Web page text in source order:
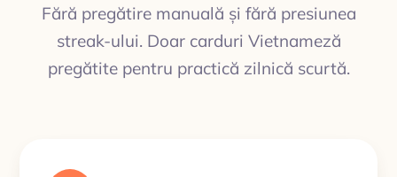
Fără pregătire manuală și fără presiunea
streak-ului. Doar carduri Vietnameză
pregătite pentru practică zilnică scurtă.